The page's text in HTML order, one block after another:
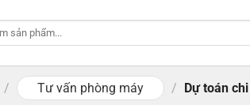
/ Tư vấn phòng máy / Dự toán